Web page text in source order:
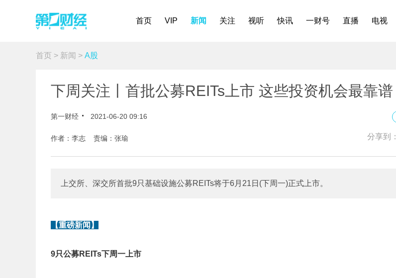
首页 VIP 新闻 关注 视听 快讯 一财号 直播 电视
首页 > 新闻 > A股
下周关注丨首批公募REITs上市 这些投资机会最靠谱
第一财经 2021-06-20 09:16
作者：李志 责编：张瑜 分享到：
上交所、深交所首批9只基础设施公募REITs将于6月21日(下周一)正式上市。
【重磅新闻】
9只公募REITs下周一上市